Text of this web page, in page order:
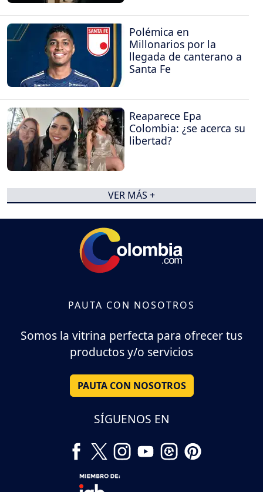
Polémica en
Millonarios por la
llegada de canterano a
Santa Fe
Reaparece Epa
Colombia: ¿se acerca su
libertad?
VER MÁS +
PAUTA CON NOSOTROS
Somos la vitrina perfecta para ofrecer tus
productos y/o servicios
PAUTA CON NOSOTROS
SÍGUENOS EN